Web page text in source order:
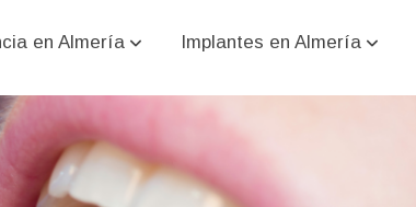
en Almería Implantes en Almería